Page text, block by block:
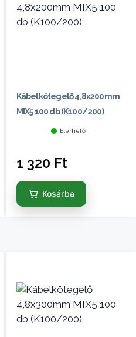
Kábelkötegelő 4,8x200mm
MIX5 100 db (K100/200)
Elérhető
1 320 Ft
Kosárba